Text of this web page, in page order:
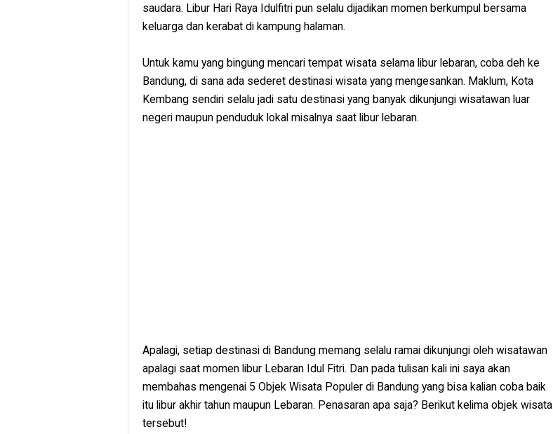
saudara. Libur Hari Raya Idulfitri pun selalu dijadikan momen berkumpul bersama
keluarga dan kerabat di kampung halaman.
Untuk kamu yang bingung mencari tempat wisata selama libur lebaran, coba deh ke
Bandung, di sana ada sederet destinasi wisata yang mengesankan. Maklum, Kota
Kembang sendiri selalu jadi satu destinasi yang banyak dikunjungi wisatawan luar
negeri maupun penduduk lokal misalnya saat libur lebaran.
Apalagi, setiap destinasi di Bandung memang selalu ramai dikunjungi oleh wisatawan
apalagi saat momen libur Lebaran Idul Fitri. Dan pada tulisan kali ini saya akan
membahas mengenai 5 Objek Wisata Populer di Bandung yang bisa kalian coba baik
itu libur akhir tahun maupun Lebaran. Penasaran apa saja? Berikut kelima objek wisata
tersebut!